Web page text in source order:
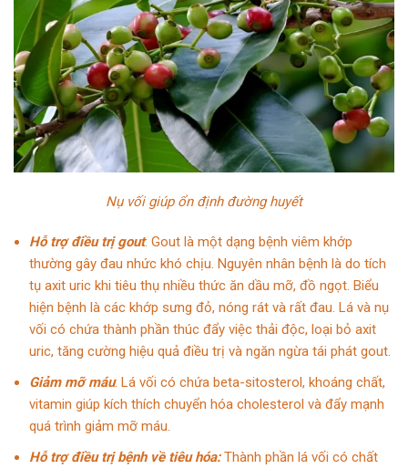
Nụ vối giúp ổn định đường huyết
Hỗ trợ điều trị gout: Gout là một dạng bệnh viêm khớp
thường gây đau nhức khó chịu. Nguyên nhân bệnh là do tích
tụ axit uric khi tiêu thụ nhiều thức ăn dầu mỡ, đồ ngọt. Biểu
hiện bệnh là các khớp sưng đỏ, nóng rát và rất đau. Lá và nụ
vối có chứa thành phần thúc đẩy việc thải độc, loại bỏ axit
uric, tăng cường hiệu quả điều trị và ngăn ngừa tái phát gout.
Giảm mỡ máu: Lá vối có chứa beta-sitosterol, khoáng chất,
vitamin giúp kích thích chuyển hóa cholesterol và đẩy mạnh
quá trình giảm mỡ máu.
Hỗ trợ điều trị bệnh về tiêu hóa:Thành phần lá vối có chất